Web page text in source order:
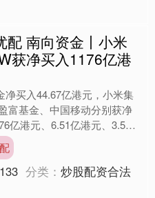
配 南向资金丨小米
获净买入1176亿港
净买入44.67亿港元，小米集
富基金、中国移动分别获净
亿港元、6.51亿港元、3.57
小鹏汽车-W净卖出额居首，
133 分类：炒股配资合法